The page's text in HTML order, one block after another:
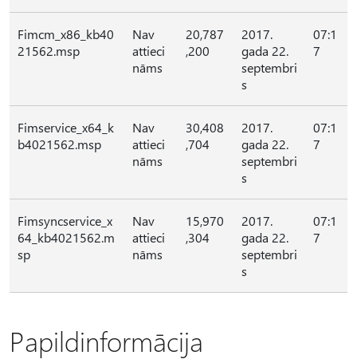
Fimcm_x86_kb40
21562.msp
Nav
attieci
nāms
20,787
,200
2017.
gada 22.
septembri
s
07:1
7
Fimservice_x64_k
b4021562.msp
Nav
attieci
nāms
30,408
,704
2017.
gada 22.
septembri
s
07:1
7
Fimsyncservice_x
64_kb4021562.m
sp
Nav
attieci
nāms
15,970
,304
2017.
gada 22.
septembri
s
07:1
7
Papildinformācija